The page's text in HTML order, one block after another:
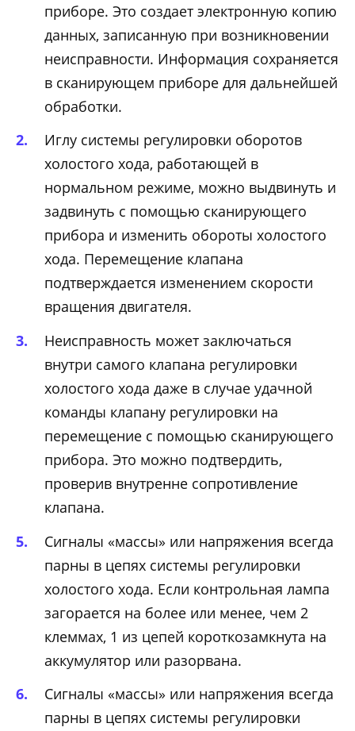
приборе. Это создает электронную копию
данных, записанную при возникновении
неисправности. Информация сохраняется
в сканирующем приборе для дальнейшей
обработки.
Иглу системы регулировки оборотов
холостого хода, работающей в
нормальном режиме, можно выдвинуть и
задвинуть с помощью сканирующего
прибора и изменить обороты холостого
хода. Перемещение клапана
подтверждается изменением скорости
вращения двигателя.
Неисправность может заключаться
внутри самого клапана регулировки
холостого хода даже в случае удачной
команды клапану регулировки на
перемещение с помощью сканирующего
прибора. Это можно подтвердить,
проверив внутренне сопротивление
клапана.
Сигналы «массы» или напряжения всегда
парны в цепях системы регулировки
холостого хода. Если контрольная лампа
загорается на более или менее, чем 2
клеммах, 1 из цепей короткозамкнута на
аккумулятор или разорвана.
Сигналы «массы» или напряжения всегда
парны в цепях системы регулировки